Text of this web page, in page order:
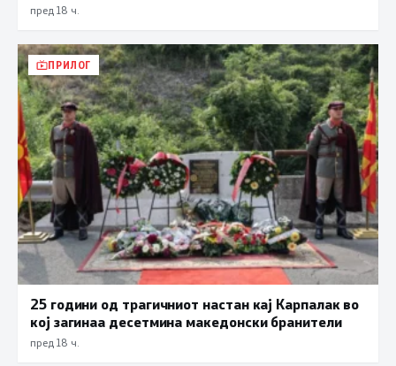
пред 18 ч.
ПРИЛОГ
25 години од трагичниот настан кај Карпалак во
кој загинаа десетмина македонски бранители
пред 18 ч.